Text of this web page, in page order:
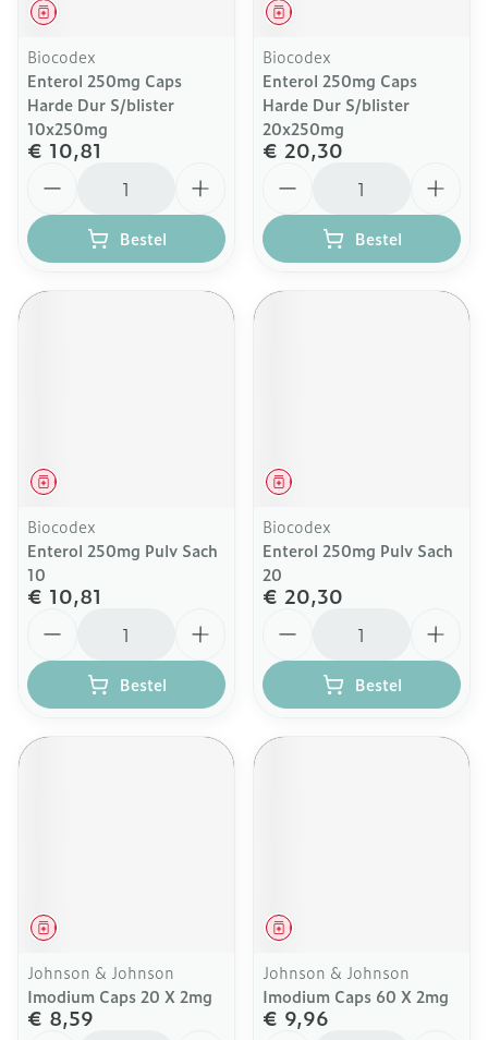
Geneesmiddel
Biocodex
Enterol 250mg Caps
Harde Dur S/blister
10x250mg
€ 10,81
Bestel
Geneesmiddel
Biocodex
Enterol 250mg Caps
Harde Dur S/blister
20x250mg
€ 20,30
Bestel
Geneesmiddel
Biocodex
Enterol 250mg Pulv Sach
10
€ 10,81
Bestel
Geneesmiddel
Biocodex
Enterol 250mg Pulv Sach
20
€ 20,30
Bestel
Geneesmiddel
Johnson & Johnson
Imodium Caps 20 X 2mg
€ 8,59
Geneesmiddel
Johnson & Johnson
Imodium Caps 60 X 2mg
€ 9,96